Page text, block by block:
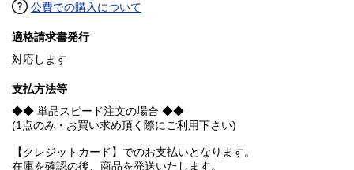
公費での購入について
適格請求書発行
対応します
支払方法等
◆◆ 単品スピード注文の場合 ◆◆
(1点のみ・お買い求め頂く際にご利用下さい)
【クレジットカード】でのお支払いとなります。
在庫を確認の後、商品を発送いたします。